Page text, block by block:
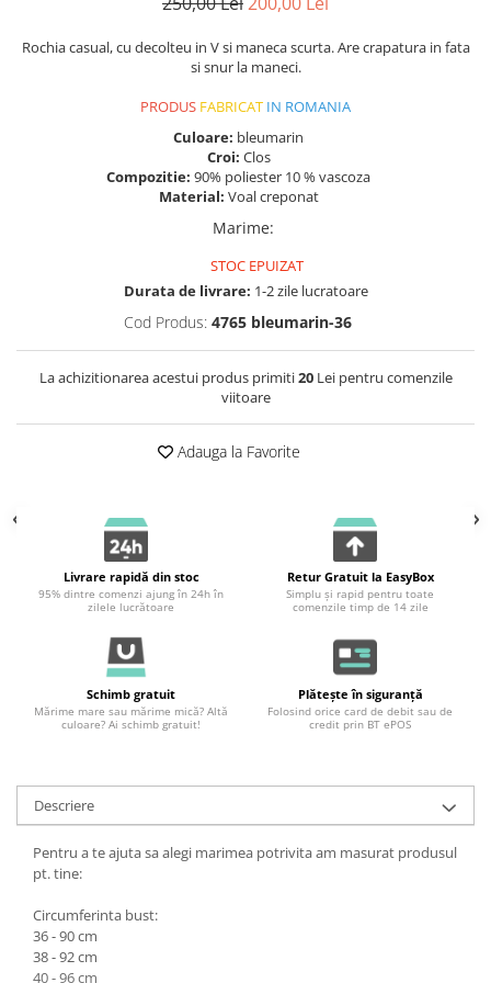
Rochia casual, cu decolteu in V si maneca scurta. Are crapatura in fata
si snur la maneci.
PRODUS FABRICAT IN ROMANIA
Culoare: bleumarin
Croi: Clos
Compozitie: 90% poliester 10 % vascoza
Material: Voal creponat
Marime:
STOC EPUIZAT
Durata de livrare: 1-2 zile lucratoare
Cod Produs: 4765 bleumarin-36
La achizitionarea acestui produs primiti20Lei pentru comenzile
viitoare
Adauga la Favorite
Livrare rapidă din stoc
95% dintre comenzi ajung în 24h în
zilele lucrătoare
Retur Gratuit la EasyBox
Simplu și rapid pentru toate
comenzile timp de 14 zile
Schimb gratuit
Mărime mare sau mărime mică? Altă
culoare? Ai schimb gratuit!
Plătește în siguranță
Folosind orice card de debit sau de
credit prin BT ePOS
Descriere
Pentru a te ajuta sa alegi marimea potrivita am masurat produsul
pt. tine:
Circumferinta bust:
36 - 90 cm
38 - 92 cm
40 - 96 cm